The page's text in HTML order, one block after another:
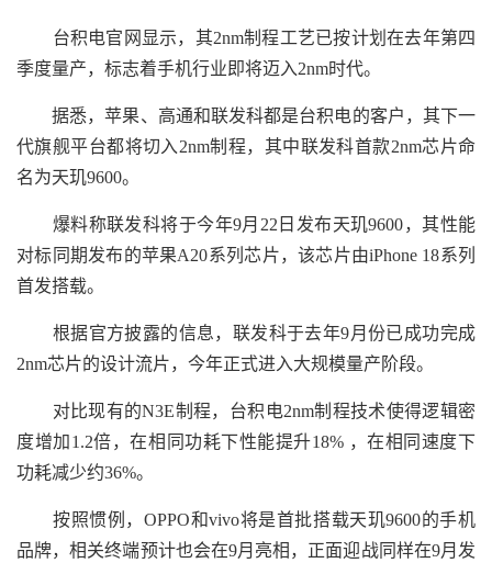
台积电官网显示，其2nm制程工艺已按计划在去年第四
季度量产，标志着手机行业即将迈入2nm时代。
据悉，苹果、高通和联发科都是台积电的客户，其下一
代旗舰平台都将切入2nm制程，其中联发科首款2nm芯片命
名为天玑9600。
爆料称联发科将于今年9月22日发布天玑9600，其性能
对标同期发布的苹果A20系列芯片，该芯片由iPhone 18系列
首发搭载。
根据官方披露的信息，联发科于去年9月份已成功完成
2nm芯片的设计流片，今年正式进入大规模量产阶段。
对比现有的N3E制程，台积电2nm制程技术使得逻辑密
度增加1.2倍，在相同功耗下性能提升18% ，在相同速度下
功耗减少约36%。
按照惯例，OPPO和vivo将是首批搭载天玑9600的手机
品牌，相关终端预计也会在9月亮相，正面迎战同样在9月发